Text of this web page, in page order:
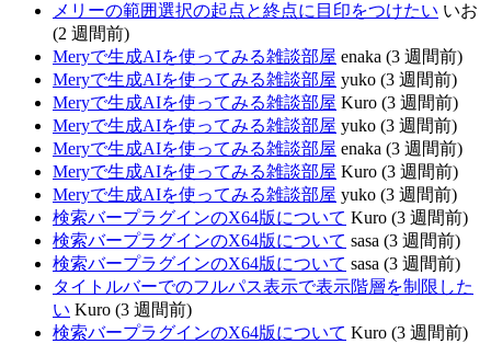
メリーの範囲選択の起点と終点に目印をつけたい いお
(2 週間前)
Meryで生成AIを使ってみる雑談部屋 enaka (3 週間前)
Meryで生成AIを使ってみる雑談部屋 yuko (3 週間前)
Meryで生成AIを使ってみる雑談部屋 Kuro (3 週間前)
Meryで生成AIを使ってみる雑談部屋 yuko (3 週間前)
Meryで生成AIを使ってみる雑談部屋 enaka (3 週間前)
Meryで生成AIを使ってみる雑談部屋 Kuro (3 週間前)
Meryで生成AIを使ってみる雑談部屋 yuko (3 週間前)
検索バープラグインのX64版について Kuro (3 週間前)
検索バープラグインのX64版について sasa (3 週間前)
検索バープラグインのX64版について sasa (3 週間前)
タイトルバーでのフルパス表示で表示階層を制限した
い Kuro (3 週間前)
検索バープラグインのX64版について Kuro (3 週間前)